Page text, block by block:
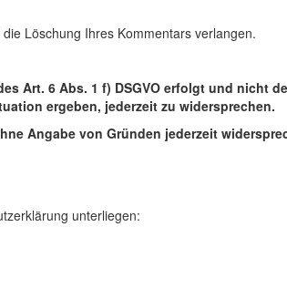
Löschung Ihres Kommentars verlangen.
Art. 6 Abs. 1 f) DSGVO erfolgt und nicht
ergeben, jederzeit zu widersprechen.
Angabe von Gründen jederzeit
unterliegen: